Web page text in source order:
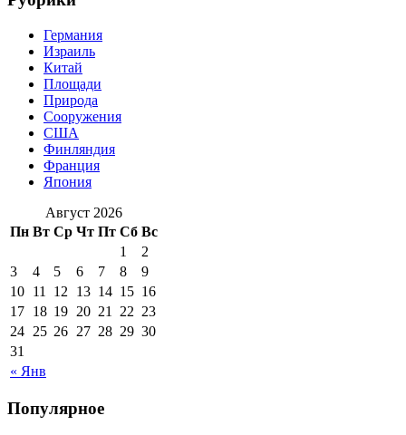
Германия
Израиль
Китай
Площади
Природа
Сооружения
США
Финляндия
Франция
Япония
Август 2026
Пн Вт Ср Чт Пт Сб Вс
« Янв
1
2
3
4 5 6 7 8
9
10 11 12 13 14 15 16
17 18 19 20 21 22 23
24 25 26 27 28 29 30
31
Популярное